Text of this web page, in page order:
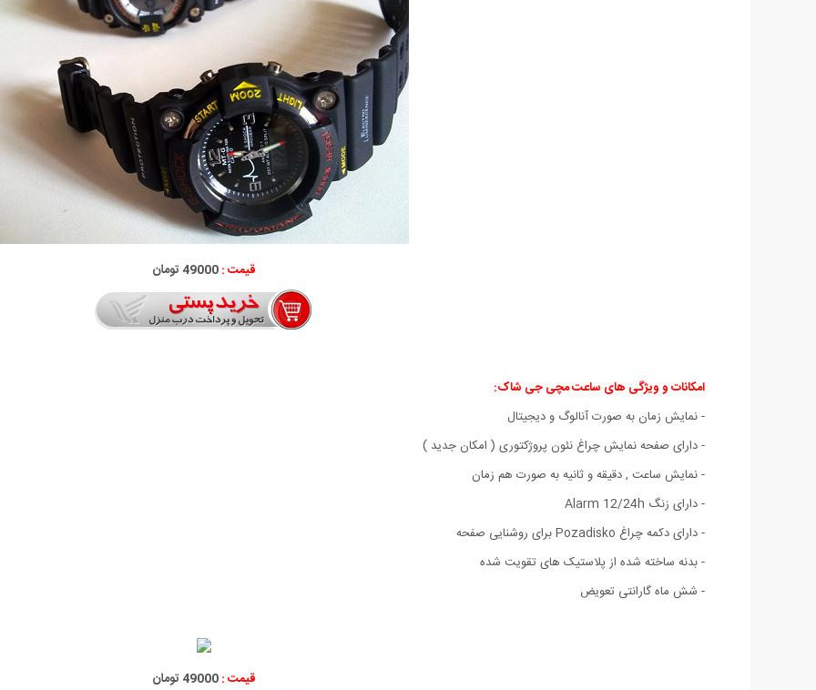
قیمت :49000 تومان
امکانات و ویژگی های ساعت مچی جی شاک:
- نمایش زمان به صورت آنالوگ و دیجیتال
- دارای صفحه نمایش چراغ نئون پروژکتوری ( امکان جدید )
- نمایش ساعت , دقیقه و ثانیه به صورت هم زمان
- دارای زنگ Alarm 12/24h
- دارای دکمه چراغ Pozadisko برای روشنایی صفحه
- بدنه ساخته شده از پلاستیک های تقویت شده
- شش ماه گارانتی تعویض
قیمت :49000 تومان